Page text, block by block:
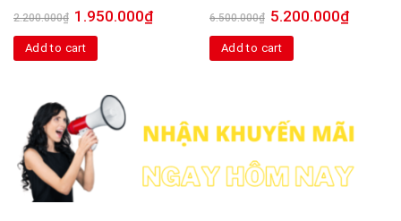
2.200.000₫ 1.950.000₫
Add to cart
6.500.000₫ 5.200.000₫
Add to cart